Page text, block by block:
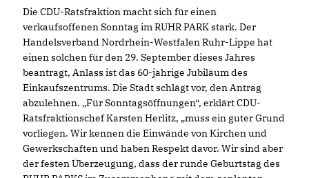
Die CDU-Ratsfraktion macht sich für einen
verkaufsoffenen Sonntag im RUHR PARK stark. Der
Handelsverband Nordrhein-Westfalen Ruhr-Lippe hat
einen solchen für den 29. September dieses Jahres
beantragt, Anlass ist das 60-jährige Jubiläum des
Einkaufszentrums. Die Stadt schlägt vor, den Antrag
abzulehnen. „Für Sonntagsöffnungen“, erklärt CDU-
Ratsfraktionschef Karsten Herlitz, „muss ein guter Grund
vorliegen. Wir kennen die Einwände von Kirchen und
Gewerkschaften und haben Respekt davor. Wir sind aber
der festen Überzeugung, dass der runde Geburtstag des